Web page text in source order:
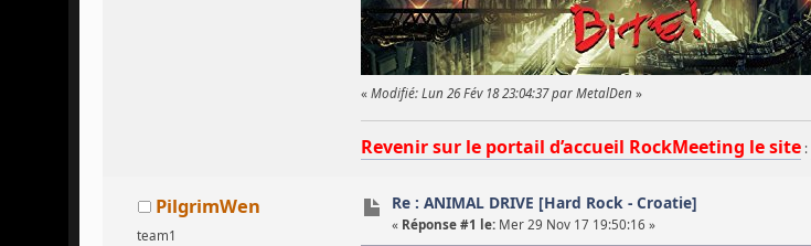
« Modifié: Lun 26 Fév 18 23:04:37 par MetalDen »
Revenir sur le portail d’accueil RockMeeting le site:
PilgrimWen
team1
Re : ANIMAL DRIVE [Hard Rock - Croatie]
« Réponse #1 le: Mer 29 Nov 17 19:50:16 »